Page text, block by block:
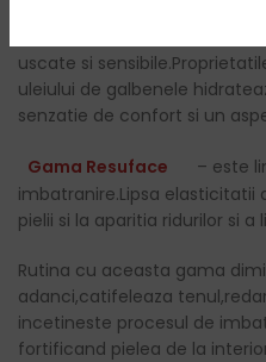
uscate si
uleiului de galbenele
senzatie de confort si un
Gama Resuface
– este
imbatranire.Lipsa
pielii si la aparitia ridurilor si a
Rutina cu aceasta gama
adanci,catifeleaza
incetineste procesul de
fortificand pielea de la